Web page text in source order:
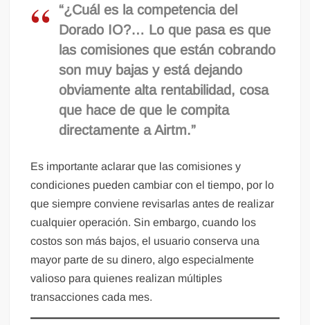
“¿Cuál es la competencia del
Dorado IO?… Lo que pasa es que
las comisiones que están cobrando
son muy bajas y está dejando
obviamente alta rentabilidad, cosa
que hace de que le compita
directamente a Airtm.”
Es importante aclarar que las comisiones y
condiciones pueden cambiar con el tiempo, por lo
que siempre conviene revisarlas antes de realizar
cualquier operación. Sin embargo, cuando los
costos son más bajos, el usuario conserva una
mayor parte de su dinero, algo especialmente
valioso para quienes realizan múltiples
transacciones cada mes.